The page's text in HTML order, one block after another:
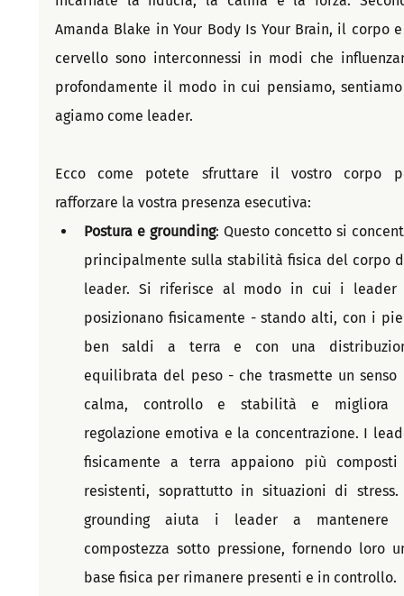
Amanda Blake in Your Body Is Your Brain, il corpo
cervello sono interconnessi in modi che
profondamente il modo in cui pensiamo,
agiamo come leader.
Ecco come potete sfruttare il vostro corpo
rafforzare la vostra presenza esecutiva:
Postura e grounding: Questo concetto si
principalmente sulla stabilità fisica del corpo
leader. Si riferisce al modo in cui i leader
posizionano fisicamente - stando alti, con i
ben saldi a terra e con una
equilibrata del peso - che trasmette un senso
calma, controllo e stabilità e migliora
regolazione emotiva e la concentrazione. I
fisicamente a terra appaiono più
resistenti, soprattutto in situazioni di
grounding aiuta i leader a mantenere
compostezza sotto pressione, fornendo loro
base fisica per rimanere presenti e in controllo.